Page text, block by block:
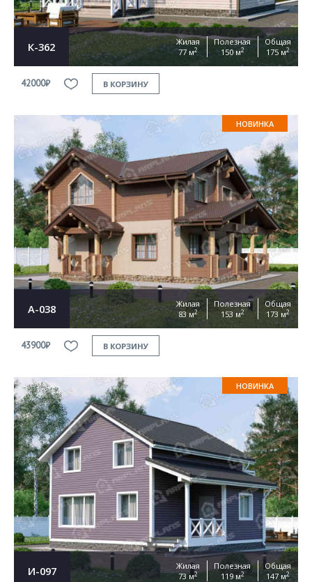
К-362
Жилая
77 м2
Полезная
150 м2
Общая
175 м2
42000₽ В КОРЗИНУ
НОВИНКА
А-038
Жилая
83 м2
Полезная
153 м2
Общая
173 м2
43900₽ В КОРЗИНУ
НОВИНКА
И-097
Жилая
73 м2
Полезная
119 м2
Общая
147 м2